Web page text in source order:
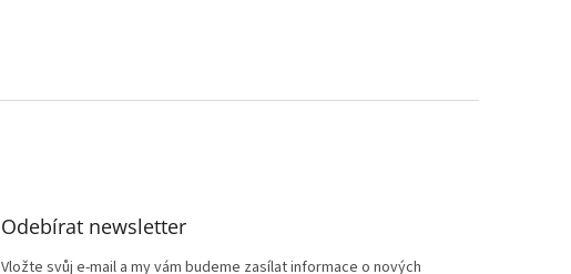
Odebírat newsletter
Vložte svůj e-mail a my vám budeme zasílat informace o nových